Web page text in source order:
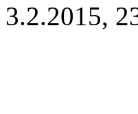
3.2.2015,